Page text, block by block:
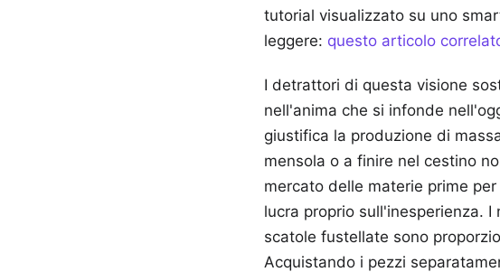
tutorial visualizzato su uno
leggere: questo articolo
I detrattori di questa visione
nell'anima che si infonde
giustifica la produzione di
mensola o a finire nel cestino
mercato delle materie prime
lucra proprio sull'inesperienza.
scatole fustellate sono
Acquistando i pezzi